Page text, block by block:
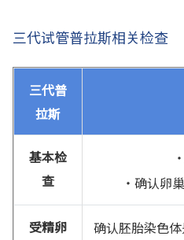
三代试管普拉斯相关检查
三代普
拉斯
基本检
查
・确认卵
受精卵
确认胚胎染色